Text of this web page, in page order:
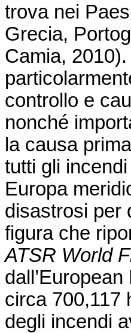
trova nei
Grecia,
Camia,
controllo e
nonché
la causa
tutti gli
Europa
disastrosi per
figura che
ATSR World
circa 700,117
degli incendi